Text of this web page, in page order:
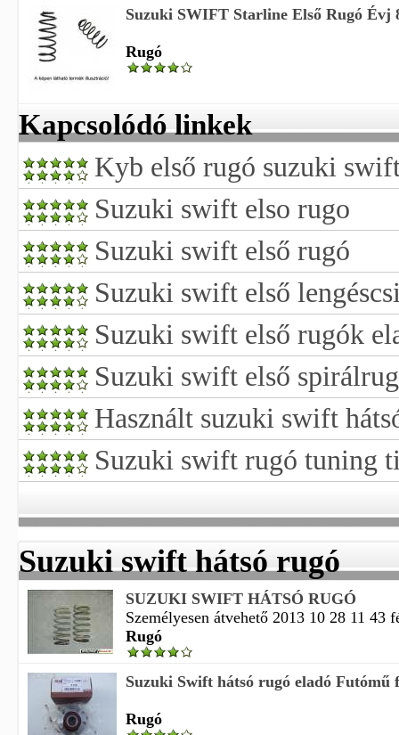
Suzuki SWIFT Starline Első Rugó Évj
Rugó
Kapcsolódó linkek
Kyb első rugó suzuki
Suzuki swift elso rugo
Suzuki swift első rugó
Suzuki swift első
Suzuki swift első rugók
Suzuki swift első
Használt suzuki swift
Suzuki swift rugó tuning
Suzuki swift hátsó rugó
SUZUKI SWIFT HÁTSÓ RUGÓ
Személyesen átvehető 2013 10 28 11 43
Rugó
Suzuki Swift hátsó rugó eladó Futómű
Rugó